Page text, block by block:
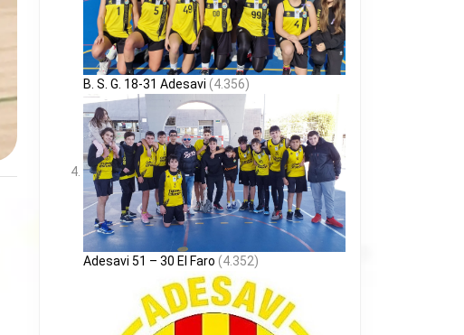
B. S. G. 18-31 Adesavi (4.356)
Adesavi 51 – 30 El Faro (4.352)